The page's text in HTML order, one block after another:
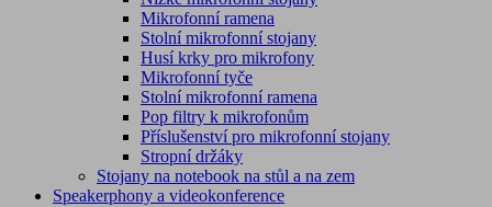
Mikrofonní ramena
Stolní mikrofonní stojany
Husí krky pro mikrofony
Mikrofonní tyče
Stolní mikrofonní ramena
Pop filtry k mikrofonům
Příslušenství pro mikrofonní stojany
Stropní držáky
Stojany na notebook na stůl a na zem
Speakerphony a videokonference